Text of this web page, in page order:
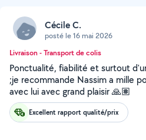
Cécile C.
posté le 16 mai 2026
Livraison - Transport de colis
Ponctualité, fiabilité et surtout
;je recommande Nassim a mille
avec lui avec grand plaisir 🙏🏽
Excellent rapport qualité/prix